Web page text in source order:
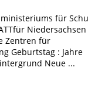
für
Niedersachsen
Zentren für
Geburtstag : Jahre
Neue ...